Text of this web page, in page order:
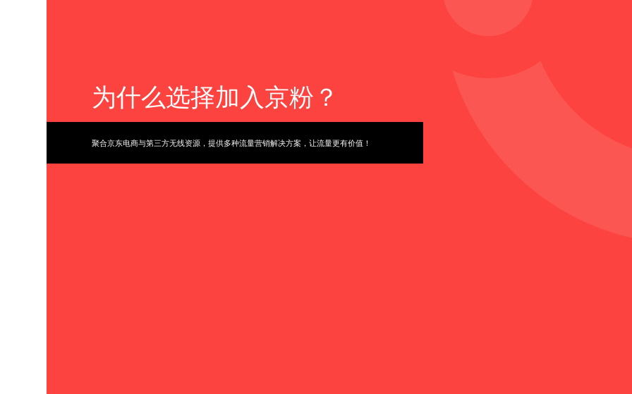
为什么选择加入京粉？
聚合京东电商与第三方无线资源，提供多种流量营销解决方案，让流量更有价值！